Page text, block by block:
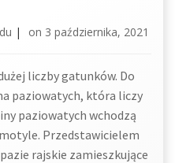
| on 3 października, 2021
liczby gatunków. Do
paziowatych, która liczy
paziowatych wchodzą
Przedstawicielem
rajskie zamieszkujące